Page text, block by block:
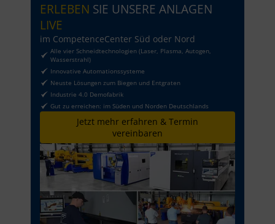
ERLEBEN SIE UNSERE ANLAGEN
LIVE
im CompetenceCenter Süd oder Nord
Alle vier Schneidtechnologien (Laser, Plasma, Autogen,
Wasserstrahl)
Innovative Automationssysteme
Neuste Lösungen zum Biegen und Entgraten
Industrie 4.0 Demofabrik
Gut zu erreichen: im Süden und Norden Deutschlands
Jetzt mehr erfahren & Termin
vereinbaren